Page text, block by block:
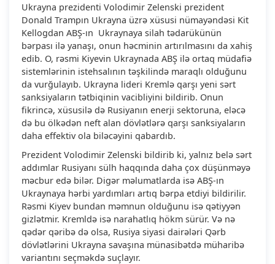
Ukrayna prezidenti Volodimir Zelenski prezident
Donald Trampın Ukrayna üzrə xüsusi nümayəndəsi Kit
Kellogdan ABŞ-ın Ukraynaya silah tədarükünün
bərpası ilə yanaşı, onun həcminin artırılmasını da xahiş
edib. O, rəsmi Kiyevin Ukraynada ABŞ ilə ortaq müdafiə
sistemlərinin istehsalının təşkilində maraqlı olduğunu
da vurğulayıb. Ukrayna lideri Kremlə qarşı yeni sərt
sanksiyaların tətbiqinin vacibliyini bildirib. Onun
fikrincə, xüsusilə də Rusiyanın enerji sektoruna, eləcə
də bu ölkədən neft alan dövlətlərə qarşı sanksiyaların
daha effektiv ola biləcəyini qabardıb.
Prezident Volodimir Zelenski bildirib ki, yalnız belə sərt
addımlar Rusiyanı sülh haqqında daha çox düşünməyə
məcbur edə bilər. Digər məlumatlarda isə ABŞ-ın
Ukraynaya hərbi yardımları artıq bərpa etdiyi bildirilir.
Rəsmi Kiyev bundan məmnun olduğunu isə qətiyyən
gizlətmir. Kremldə isə narahatlıq hökm sürür. Və nə
qədər qəribə də olsa, Rusiya siyasi dairələri Qərb
dövlətlərini Ukrayna savaşına münasibətdə müharibə
variantını seçməkdə suçlayır.